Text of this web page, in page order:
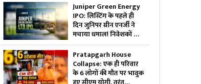
करेगी वापसी?
Juniper Green Energy
IPO: लिस्टिंग के पहले ही
दिन जुनिपर ग्रीन एनर्जी ने
मचाया धमाल! निवेशकों की
हुई बल्ले-बल्ले, क्या आगे भी
जारी रहेगा कमाई का
सिलसिला?
Pratapgarh House
Collapse: एक ही परिवार
के 6 लोगों की मौत पर भावुक